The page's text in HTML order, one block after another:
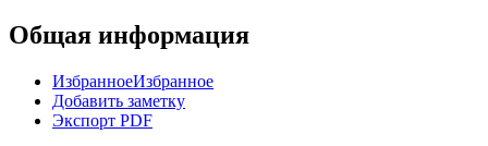
Общая информация
ИзбранноеИзбранное
Добавить заметку
Экспорт PDF